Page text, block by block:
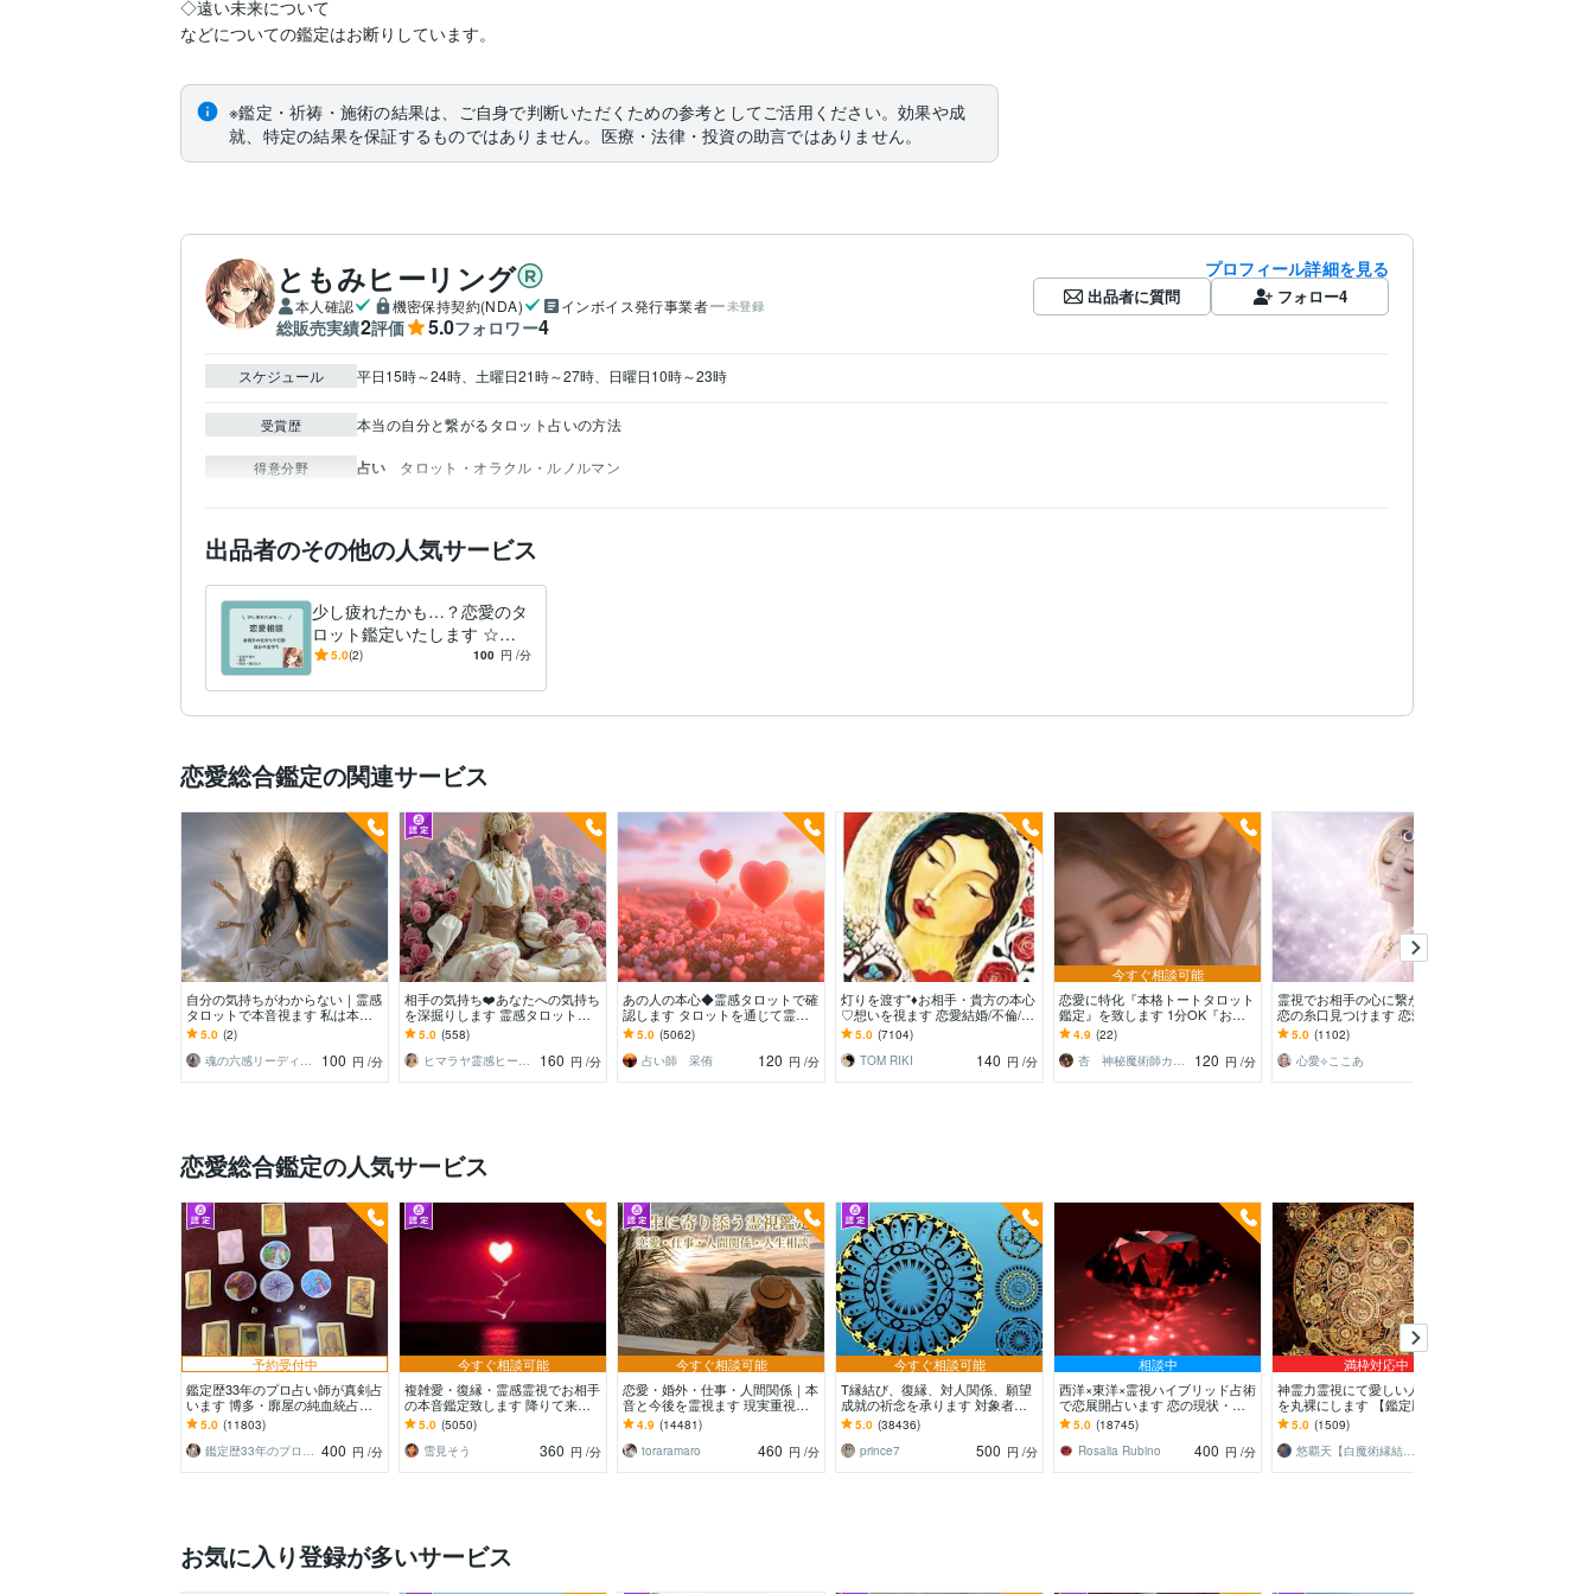
◇遠い未来について
※鑑定・祈祷・施術の結果は、ご自身で判断いただくための参考としてご活用ください。効果や成
就、特定の結果を保証するものではありません。医療・法律・投資の助言ではありません。
ともみヒーリング
本人確認 機密保持契約(NDA) インボイス発行事業者 未登録
総販売実績2評価 5.0フォロワー4
プロフィール詳細を見る
出品者に質問 フォロー4
スケジュール 平日15時～24時、土曜日21時～27時、日曜日10時～23時
受賞歴 本当の自分と繋がるタロット占いの方法
得意分野 占い タロット・オラクル・ルノルマン
出品者のその他の人気サービス
少し疲れたかも…？恋愛のタ
ロット鑑定いたします ☆好
きな人の今の気持ちが知りた
5.0(2) 100 円 /分
恋愛総合鑑定の関連サービス
自分の気持ちがわからない｜霊感
タロットで本音視ます 私は本当
はどうしたいの？その答えを、あ
なたと一緒に見つけます
5.0 (2)
魂の六感リーディング♦蓮華
100 円 /分
相手の気持ち❤️あなたへの気持ち
を深掘りします 霊感タロットと
チャネリングでお相手様の本音を
深く読み取ります
5.0 (558)
ヒマラヤ霊感ヒーラー☆咲希（saki）
160 円 /分
あの人の本心◆霊感タロットで確
認します タロットを通じて霊感
でお相手の気持ちを具体的にお伝
えします。
5.0 (5062)
占い師 采侑
120 円 /分
灯りを渡す"♦️お相手・貴方の本心
♡想いを視ます 恋愛結婚/不倫/ソ
ウルメイト/復縁/対人/運期/子育/
ペット
5.0 (7104)
TOM RIKI
140 円 /分
今すぐ相談可能
恋愛に特化『本格トートタロット
鑑定』を致します 1分OK『お気
持ちに寄り添った恋愛鑑定』をさ
せて頂きます♡
4.9 (22)
杏 神秘魔術師カードで癒しと問題解決へ♡
120 円 /分
霊視でお相手の心に繋がり、輝く
恋の糸口見つけます 恋愛全般・
相手の本音や恋の行方を読み解
き、不安をやわらげます
5.0 (1102)
心愛⟡ここあ
恋愛総合鑑定の人気サービス
予約受付中
鑑定歴33年のプロ占い師が真剣占
います 博多・廓屋の純血統占い
祈願師 雷鳥
5.0 (11803)
鑑定歴33年のプロ占い師 雷鳥 400 円 /分
今すぐ相談可能
複雑愛・復縁・霊感霊視でお相手
の本音鑑定致します 降りて来た
言葉をそのままお伝えします。
5.0 (5050)
雪見そう
360 円 /分
今すぐ相談可能
恋愛・婚外・仕事・人間関係｜本
音と今後を霊視ます 現実重視の
鑑定｜本質と今後の行動を具体的
にお伝えします
4.9 (14481)
toraramaro
460 円 /分
今すぐ相談可能
T縁結び、復縁、対人関係、願望
成就の祈念を承ります 対象者の
思いと状況、対象者との対話、祈
念
5.0 (38436)
prince7
500 円 /分
相談中
西洋×東洋×霊視ハイブリッド占術
で恋展開占います 恋の現状・進
展❤️お相手の本心に迫ります
5.0 (18745)
Rosalia Rubino
400 円 /分
満枠対応中
神霊力霊視にて愛しい人の気持ち
を丸裸にします 【鑑定歴24年】
どんな状況だろうと幸せな運命を
貴方へ
5.0 (1509)
悠覇天【白魔術縁結び】
お気に入り登録が多いサービス